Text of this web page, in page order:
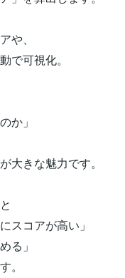
や、
で可視化。
か」
大きな魅力です。
スコアが高い」
る」
。